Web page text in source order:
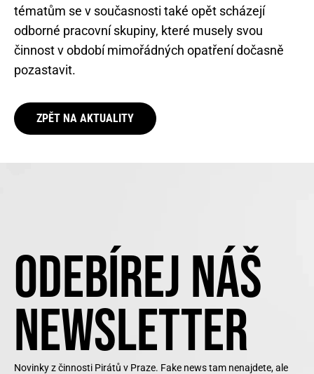
tématům se v současnosti také opět scházejí
odborné pracovní skupiny, které musely svou
činnost v období mimořádných opatření dočasně
pozastavit.
ZPĚT NA AKTUALITY
ODEBÍREJ NÁŠ
NEWSLETTER
Novinky z činnosti Pirátů v Praze. Fake news tam nenajdete, ale